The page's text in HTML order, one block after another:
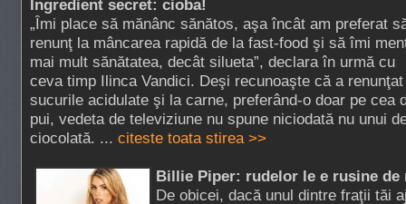
Ingredient secret: cioba!
„Îmi place să mănânc sănătos, aşa încât am preferat
renunţ la mâncarea rapidă de la fast-food şi să îmi
mai mult sănătatea, decât silueta”, declara în urmă cu
ceva timp Ilinca Vandici. Deşi recunoaşte că a
sucurile acidulate şi la carne, preferând-o doar pe cea
pui, vedeta de televiziune nu spune niciodată nu unui
ciocolată. ... citeste toata stirea >>
Billie Piper: rudelor le e rusine de
De obicei, dacă unul dintre fraţii tăi